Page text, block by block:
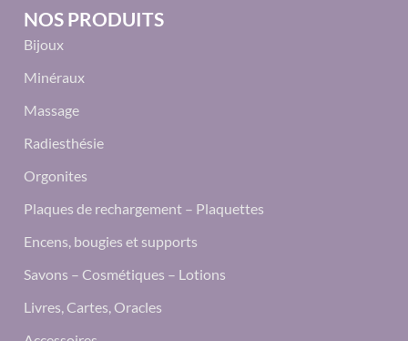
NOS PRODUITS
Bijoux
Minéraux
Massage
Radiesthésie
Orgonites
Plaques de rechargement – Plaquettes
Encens, bougies et supports
Savons – Cosmétiques – Lotions
Livres, Cartes, Oracles